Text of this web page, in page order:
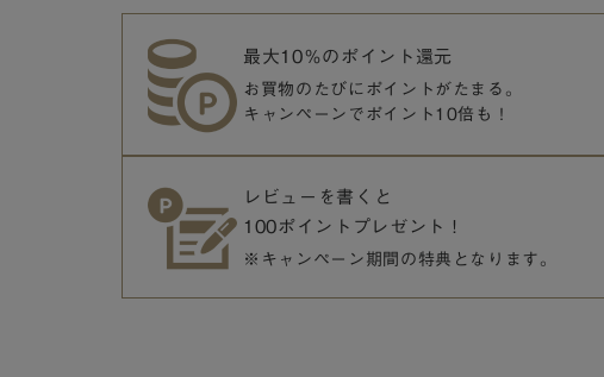
最大10％のポイント還元
お買物のたびにポイントがたまる。
キャンペーンでポイント10倍も！
レビューを書くと
100ポイントプレゼント！
※キャンペーン期間の特典となります。